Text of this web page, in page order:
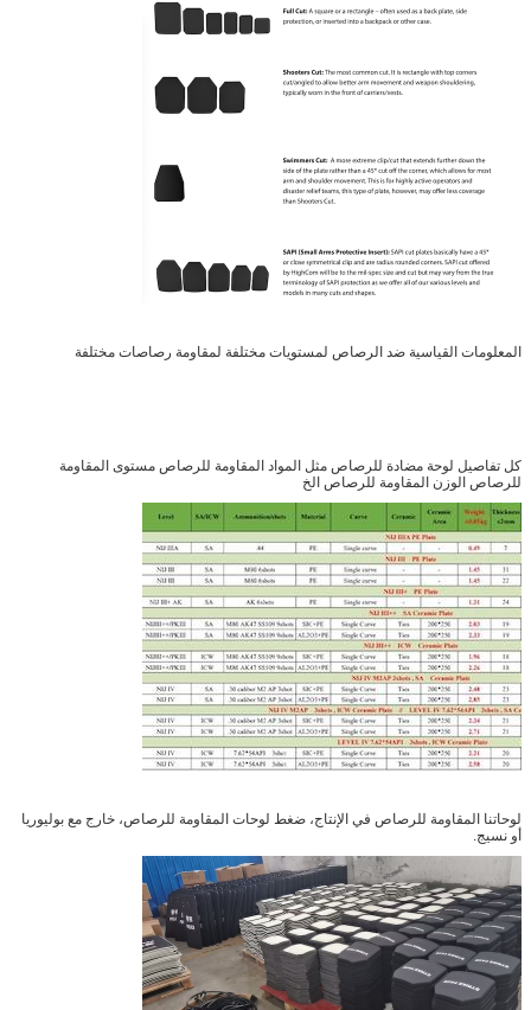
المعلومات القياسية ضد الرصاص لمستويات مختلفة لمقاومة رصاصات مختلفة
كل تفاصيل لوحة مضادة للرصاص مثل المواد المقاومة للرصاص مستوى المقاومة
للرصاص الوزن المقاومة للرصاص الخ
لوحاتنا المقاومة للرصاص في الإنتاج، ضغط لوحات المقاومة للرصاص، خارج مع بوليوريا
أو نسيج.